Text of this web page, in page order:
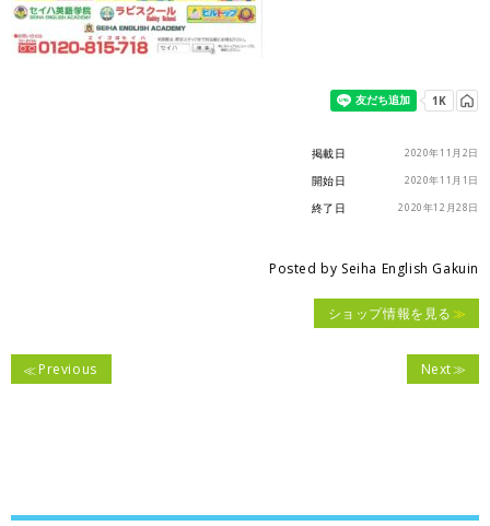
掲載日 2020年11月2日
開始日 2020年11月1日
終了日 2020年12月28日
Posted by Seiha English Gakuin
ショップ情報を見る
Previous Next